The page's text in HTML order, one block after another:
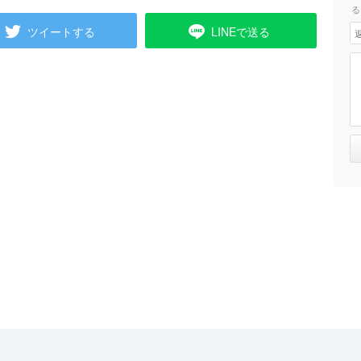
ツイートする LINEで送る